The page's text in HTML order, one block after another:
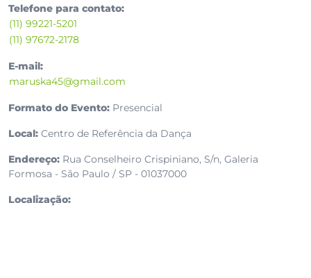
Telefone para contato:
(11) 99221-5201
(11) 97672-2178
E-mail:
maruska45@gmail.com
Formato do Evento: Presencial
Local: Centro de Referência da Dança
Endereço: Rua Conselheiro Crispiniano, S/n, Galeria
Formosa - São Paulo / SP - 01037000
Localização: